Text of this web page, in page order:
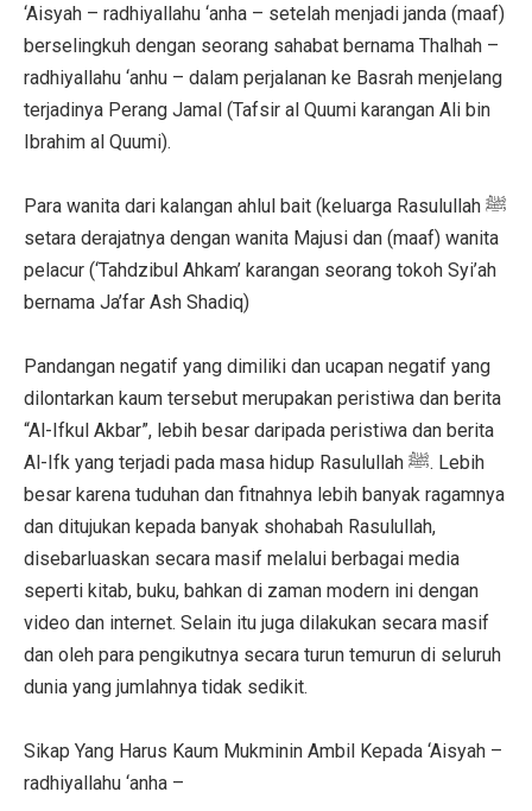
‘Aisyah – radhiyallahu ‘anha – setelah menjadi janda (maaf)
berselingkuh dengan seorang sahabat bernama Thalhah –
radhiyallahu ‘anhu – dalam perjalanan ke Basrah menjelang
terjadinya Perang Jamal (Tafsir al Quumi karangan Ali bin
Ibrahim al Quumi).
Para wanita dari kalangan ahlul bait (keluarga Rasulullah ﷺ
setara derajatnya dengan wanita Majusi dan (maaf) wanita
pelacur (‘Tahdzibul Ahkam’ karangan seorang tokoh Syi’ah
bernama Ja’far Ash Shadiq)
Pandangan negatif yang dimiliki dan ucapan negatif yang
dilontarkan kaum tersebut merupakan peristiwa dan berita
“Al-Ifkul Akbar”, lebih besar daripada peristiwa dan berita
Al-Ifk yang terjadi pada masa hidup Rasulullah ﷺ. Lebih
besar karena tuduhan dan fitnahnya lebih banyak ragamnya
dan ditujukan kepada banyak shohabah Rasulullah,
disebarluaskan secara masif melalui berbagai media
seperti kitab, buku, bahkan di zaman modern ini dengan
video dan internet. Selain itu juga dilakukan secara masif
dan oleh para pengikutnya secara turun temurun di seluruh
dunia yang jumlahnya tidak sedikit.
Sikap Yang Harus Kaum Mukminin Ambil Kepada ‘Aisyah –
radhiyallahu ‘anha –